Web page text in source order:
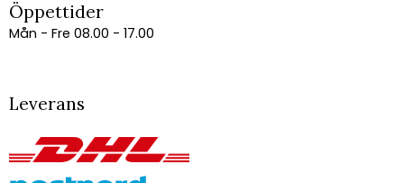
Öppettider
Mån - Fre 08.00 - 17.00
Leverans